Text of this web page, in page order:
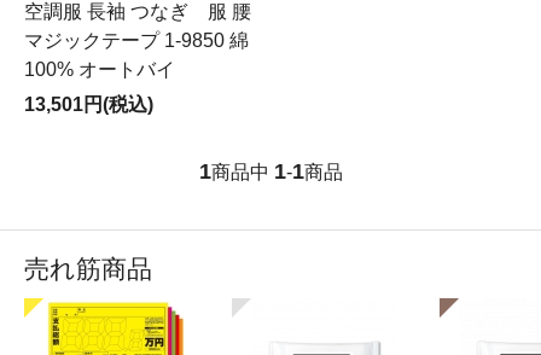
空調服 長袖 つなぎ 服 腰
マジックテープ 1-9850 綿
100% オートバイ
13,501円(税込)
1商品中 1-1商品
売れ筋商品